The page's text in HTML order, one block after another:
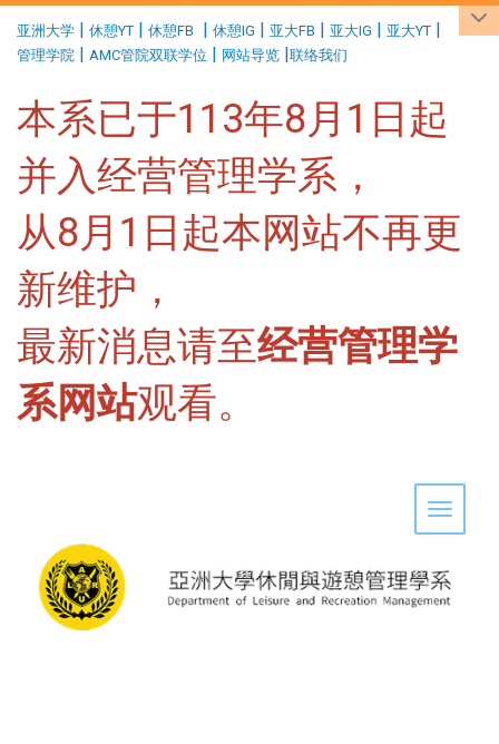
亚洲大学 | 休憩YT | 休憩FB | 休憩IG | 亚大FB | 亚大IG | 亚大YT |
管理学院 | AMC管院双联学位 | 网站导览 |联络我们
本系已于113年8月1日起
并入经营管理学系，
从8月1日起本网站不再更
新维护，
最新消息请至经营管理学
系网站观看。
Toggle